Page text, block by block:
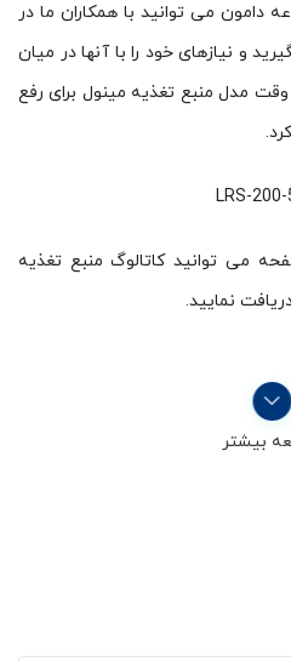
دامون می توانید با همکاران ما در
و نیازهای خود را با آنها در میان
وقت مدل منبع تغذیه مینول برای رفع
می توانید کاتالوگ منبع تغذیه
بیشتر